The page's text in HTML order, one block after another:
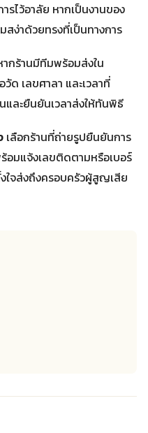
รไว้อาลัย หากเป็นงานของ
ง่าด้วยทรงที่เป็นทางการ
ากร้านมีทีมพร้อมส่งใน
ด เลขศาลา และเวลาที่
และยืนยันเวลาส่งให้ทันพิธี
เลือกร้านที่ถ่ายรูปยืนยันการ
อมแจ้งเลขติดตามหรือเบอร์
ใจส่งถึงครอบครัวผู้สูญเสีย